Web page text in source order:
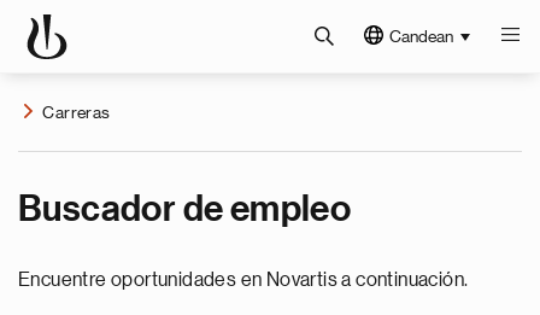
Candean
Carreras
Buscador de empleo
Encuentre oportunidades en Novartis a continuación.